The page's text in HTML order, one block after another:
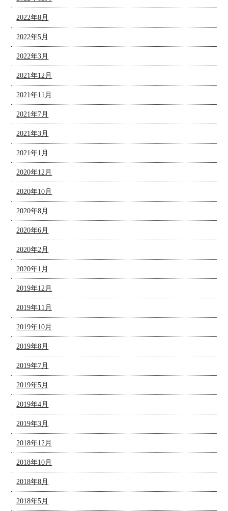
2022年8月
2022年5月
2022年3月
2021年12月
2021年11月
2021年7月
2021年3月
2021年1月
2020年12月
2020年10月
2020年8月
2020年6月
2020年2月
2020年1月
2019年12月
2019年11月
2019年10月
2019年8月
2019年7月
2019年5月
2019年4月
2019年3月
2018年12月
2018年10月
2018年8月
2018年5月